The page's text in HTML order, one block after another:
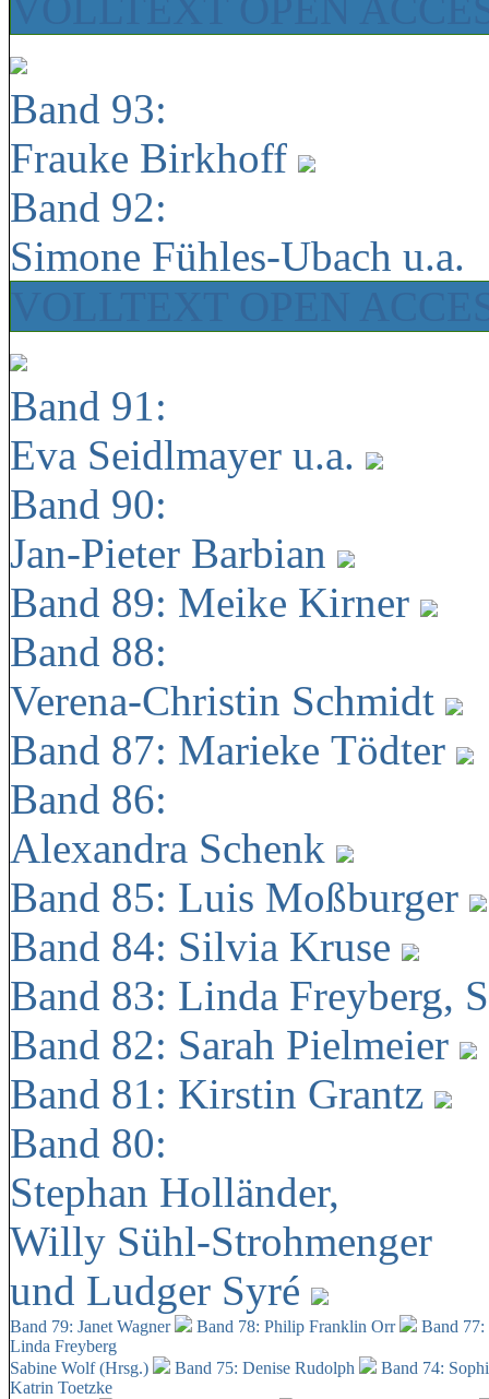
Band 93:
Frauke Birkhoff
Band 92:
Simone Fühles-Ubach u.a.
Band 91:
Eva Seidlmayer u.a.
Band 90:
Jan-Pieter Barbian
Band 89: Meike Kirner
Band 88:
Verena-Christin Schmidt
Band 87: Marieke Tödter
Band 86:
Alexandra Schenk
Band 85: Luis Moßburger
Band 84: Silvia Kruse
Band 83: Linda Freyberg,
Band 82: Sarah Pielmeier
Band 81: Kirstin Grantz
Band 80:
Stephan Holländer,
Willy Sühl-Strohmenger
und Ludger Syré
Band 79: Janet Wagner Band 78: Philip Franklin Orr
Band
Linda Freyberg
Sabine Wolf (Hrsg.)
Band 75: Denise Rudolph
Band 74:
Katrin Toetzke